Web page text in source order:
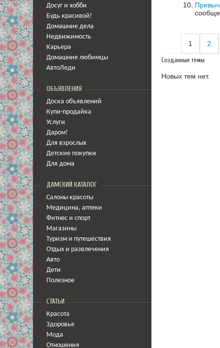
Досуг и хобби
Будь красивой!
Домашние дела
Недвижимость
Карьера
Домашние любимцы
АвтоЛеди
ОБЪЯВЛЕНИЯ
Доска объявлений
Купи-продайка
Услуги
Даром!
Для взрослых
Детские покупки
Для дома
ДАМСКИЙ КАТАЛОГ
Салоны красоты
Медицина, аптеки
Фитнес и спорт
Магазины
Туризм и путешествия
Отдых и развлечения
Авто
Дети
Полезное
СТАТЬИ
Красота
Здоровье
Мода
Отношения
1 2
Созданные темы
Новых тем нет.